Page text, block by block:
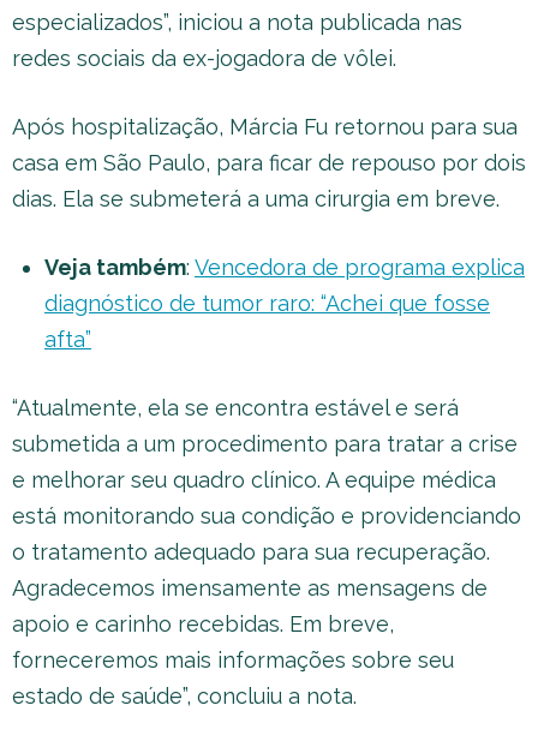
especializados”, iniciou a nota publicada nas
redes sociais da ex-jogadora de vôlei.
Após hospitalização, Márcia Fu retornou para sua
casa em São Paulo, para ficar de repouso por dois
dias. Ela se submeterá a uma cirurgia em breve.
Veja também: Vencedora de programa explica
diagnóstico de tumor raro: “Achei que fosse
afta”
“Atualmente, ela se encontra estável e será
submetida a um procedimento para tratar a crise
e melhorar seu quadro clínico. A equipe médica
está monitorando sua condição e providenciando
o tratamento adequado para sua recuperação.
Agradecemos imensamente as mensagens de
apoio e carinho recebidas. Em breve,
forneceremos mais informações sobre seu
estado de saúde”, concluiu a nota.